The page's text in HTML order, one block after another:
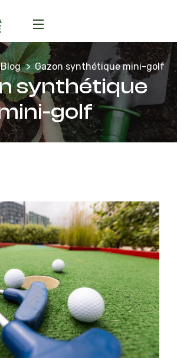
Blog Gazon synthétique mini-golf
synthétique
golf